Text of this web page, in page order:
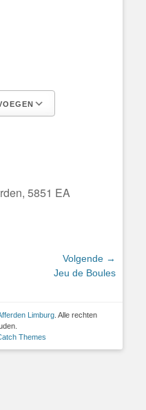
5851 EA
Volgende →
Jeu de Boules
Limburg . Alle rechten
Themes